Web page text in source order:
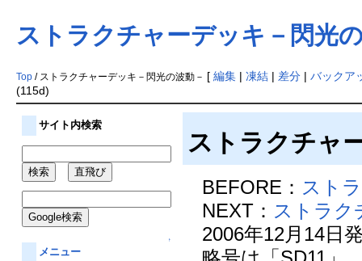
ストラクチャーデッキ－閃光
Top/ ストラクチャーデッキ－閃光の波動－ [ 編集| 凍結| 差分| バックア
(115d)
サイト内検索
↑
メニュー
ストラクチャ
BEFORE： スト
NEXT： ストラク
2006年12月14日